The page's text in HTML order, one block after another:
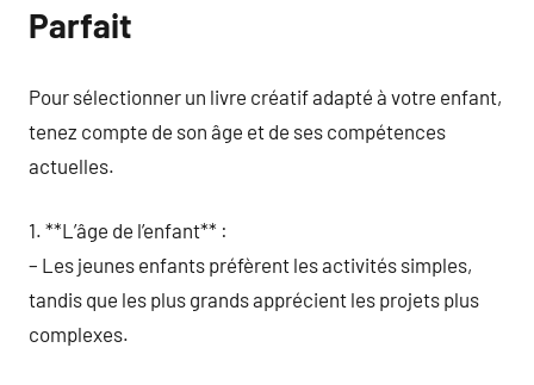
Parfait
Pour sélectionner un livre créatif adapté à votre enfant,
tenez compte de son âge et de ses compétences
actuelles.
1. **L’âge de l’enfant** :
– Les jeunes enfants préfèrent les activités simples,
tandis que les plus grands apprécient les projets plus
complexes.